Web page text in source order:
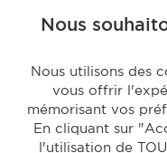
©
Mentions légales
Nous
Nous utilisons des
vous offrir
mémorisant vos
En cliquant sur
l'utilisation de